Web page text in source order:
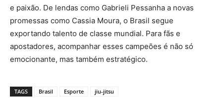
e paixão. De lendas como Gabrieli Pessanha a novas
promessas como Cassia Moura, o Brasil segue
exportando talento de classe mundial. Para fãs e
apostadores, acompanhar esses campeões é não só
emocionante, mas também estratégico.
TAGS Brasil Esporte jiu-jitsu